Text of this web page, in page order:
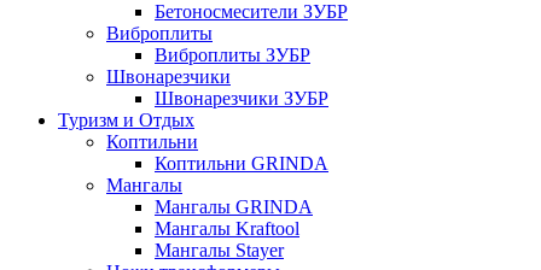
Бетоносмесители ЗУБР
Виброплиты
Виброплиты ЗУБР
Швонарезчики
Швонарезчики ЗУБР
Туризм и Отдых
Коптильни
Коптильни GRINDA
Мангалы
Мангалы GRINDA
Мангалы Kraftool
Мангалы Stayer